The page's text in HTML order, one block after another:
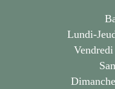
Lundi-